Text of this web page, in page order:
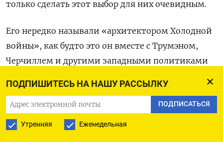
ПОДПИШИТЕСЬ НА НАШУ РАССЫЛКУ
ПОДПИСАТЬСЯ
Утренняя Еженедельная
только сделать этот выбор для них очевидным.
Его нередко называли «архитектором Холодной
войны», как будто это он вместе с Трумэном,
Черчиллем и другими западными политиками
он оказался аналитиком, который описал
ее характер в самом ее начале и подсказал
правительству США, как избежать перерастания